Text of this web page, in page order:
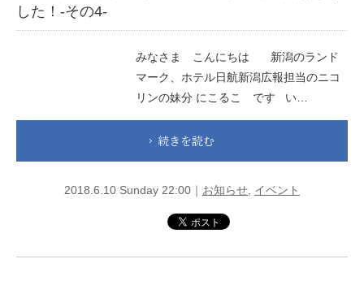
した！-その4-
みなさま こんにちは 新潟のランド
マーク、ホテル日航新潟広報担当のニコ
リンの妹分 にこるこ です い…
続きを読む
2018.6.10 Sunday 22:00｜ お知らせ イベント